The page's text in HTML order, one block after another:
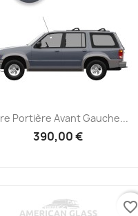
Portière Avant Gauche...
390,00 €
favorite_border